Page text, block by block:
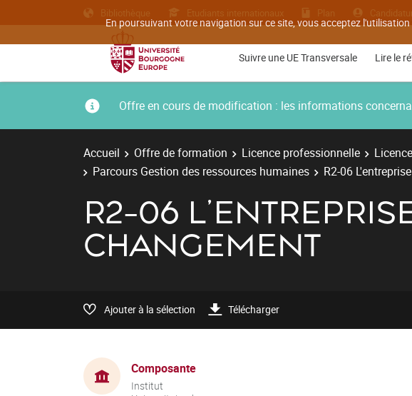
En poursuivant votre navigation sur ce site, vous acceptez
Bibliothèque Etudiants internationaux Plan
Suivre une UE Transversale Lire le
Offre en cours de modification : les informations
Accueil Offre de formation Licence professionnelle
Parcours Gestion des ressources humaines
R2-06
R2-06
CHANGEMENT
Ajouter à la sélection Télécharger
Composante
Institut